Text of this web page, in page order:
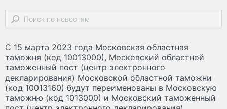
С 15 марта 2023 года Московская областная
таможня (код 10013000), Московский областной
таможенный пост (центр электронного
декларирования) Московской областной таможни
(код 10013160) будут переименованы в Московскую
таможню (код 1013000) и Московский таможенный